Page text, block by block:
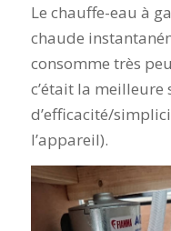
Le chauffe-eau à
chaude
consomme très
c’était la
d’efficacité/
l’appareil).